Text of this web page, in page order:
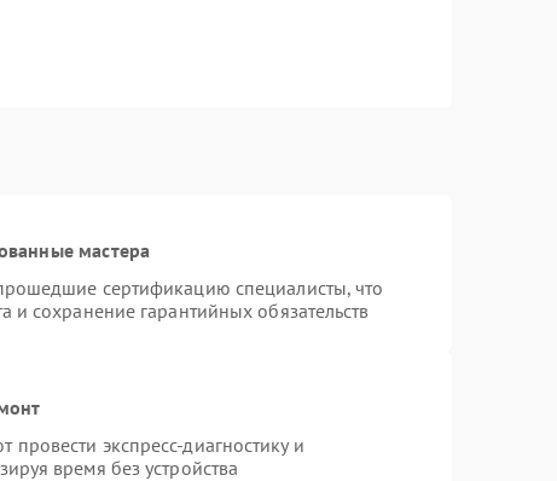
мастера
сертификацию специалисты, что
и сохранение гарантийных обязательств
экспресс-диагностику и
время без устройства